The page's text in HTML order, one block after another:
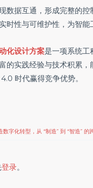
数据互通，形成完整的控
时性与可维护性，为智
化设计方案是一项系统工
的实践经验与技术积累
时代赢得竞争优势。
字化转型，从 “制造” 到 “智造” 的
登录。